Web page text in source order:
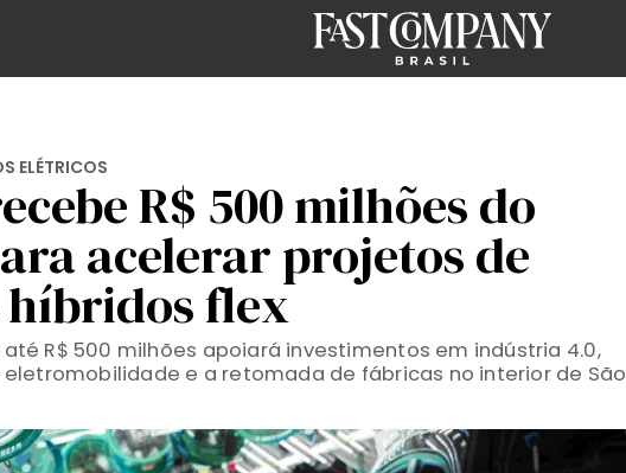
ELÉTRICOS
R$ 500 milhões do
acelerar projetos de
flex
R$ 500 milhões apoiará investimentos em indústria 4.0,
e a retomada de fábricas no interior de São